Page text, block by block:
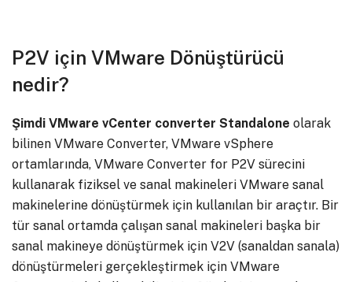
P2V için VMware Dönüştürücü
nedir?
Şimdi VMware vCenter converter Standalone olarak
bilinen VMware Converter, VMware vSphere
ortamlarında, VMware Converter for P2V sürecini
kullanarak fiziksel ve sanal makineleri VMware sanal
makinelerine dönüştürmek için kullanılan bir araçtır. Bir
tür sanal ortamda çalışan sanal makineleri başka bir
sanal makineye dönüştürmek için V2V (sanaldan sanala)
dönüştürmeleri gerçekleştirmek için VMware